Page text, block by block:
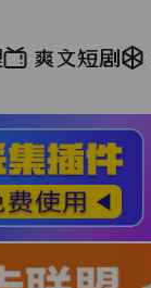
爽文短剧